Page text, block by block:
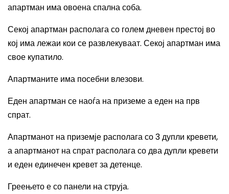
апартман има овоена спална соба.
Секој апартман располага со голем дневен престој во
кој има лежаи кои се развлекуваат. Секој апартман има
свое купатило.
Апартманите има посебни влезови.
Еден апартман се наоѓа на приземе а еден на прв
спрат.
Апартманот на приземје располага со 3 дупли кревети,
а апартманот на спрат располага со два дупли кревети
и еден единечен кревет за детенце.
Греењето е со панели на струја.